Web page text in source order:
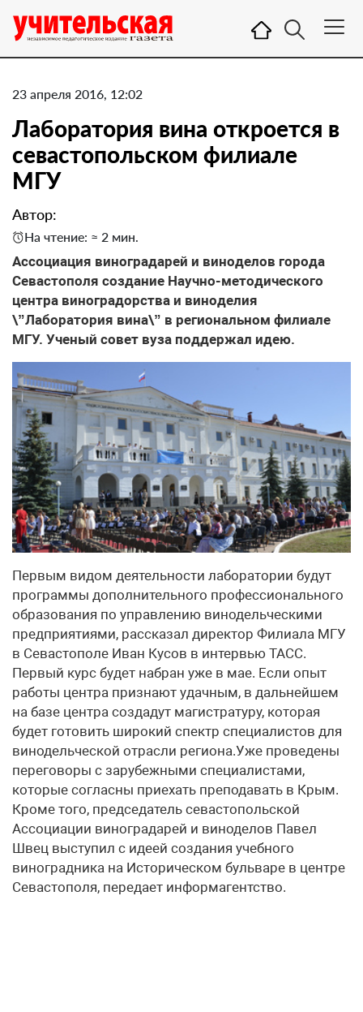
23 апреля 2016, 12:02
Лаборатория вина откроется в
севастопольском филиале
МГУ
Автор:
На чтение: ≈ 2 мин.
Ассоциация виноградарей и виноделов города
Севастополя создание Научно-методического
центра виноградорства и виноделия
\”Лаборатория вина\” в региональном филиале
МГУ. Ученый совет вуза поддержал идею.
Первым видом деятельности лаборатории будут
программы дополнительного профессионального
образования по управлению винодельческими
предприятиями, рассказал директор Филиала МГУ
в Севастополе Иван Кусов в интервью ТАСС.
Первый курс будет набран уже в мае. Если опыт
работы центра признают удачным, в дальнейшем
на базе центра создадут магистратуру, которая
будет готовить широкий спектр специалистов для
винодельческой отрасли региона.Уже проведены
переговоры с зарубежными специалистами,
которые согласны приехать преподавать в Крым.
Кроме того, председатель севастопольской
Ассоциации виноградарей и виноделов Павел
Швец выступил с идеей создания учебного
виноградника на Историческом бульваре в центре
Севастополя, передает информагентство.